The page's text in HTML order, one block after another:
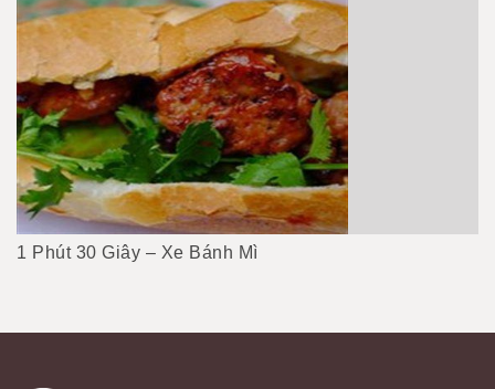
1 Phút 30 Giây – Xe Bánh Mì